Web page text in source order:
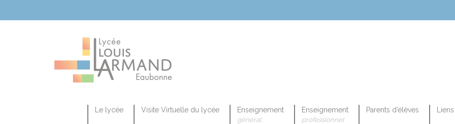
Le lycée Visite Virtuelle du lycée Enseignement
général
Enseignement
professionnel
Parents d’élèves